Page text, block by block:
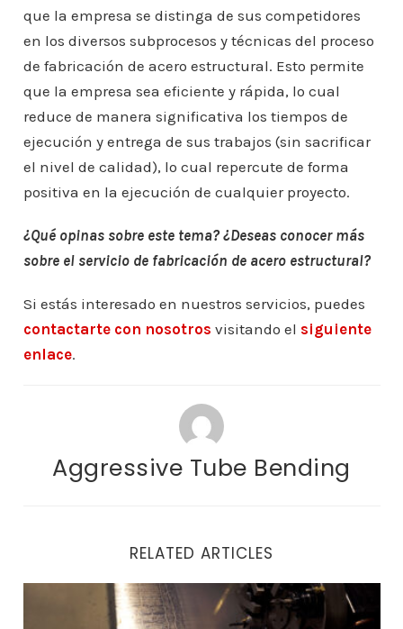
que la empresa se distinga de sus competidores
en los diversos subprocesos y técnicas del proceso
de fabricación de acero estructural. Esto permite
que la empresa sea eficiente y rápida, lo cual
reduce de manera significativa los tiempos de
ejecución y entrega de sus trabajos (sin sacrificar
el nivel de calidad), lo cual repercute de forma
positiva en la ejecución de cualquier proyecto.
¿Qué opinas sobre este tema? ¿Deseas conocer más
sobre el servicio de fabricación de acero estructural?
Si estás interesado en nuestros servicios, puedes
contactarte con nosotros visitando el siguiente
enlace.
Aggressive Tube Bending
RELATED ARTICLES
Construye tu Camino Profesional en Aggressive